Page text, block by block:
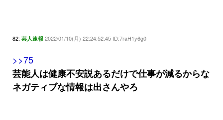
82: 芸人速報 2022/01/10(月) 22:24:52.45 ID:7raH1y6g0
>>75
芸能人は健康不安説あるだけで仕事が減るからな
ネガティブな情報は出さんやろ